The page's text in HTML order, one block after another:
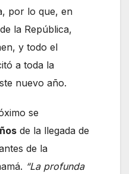
por lo que, en
la República,
y todo el
a toda la
nuevo año.
se
de la llegada de
de la
“La profunda